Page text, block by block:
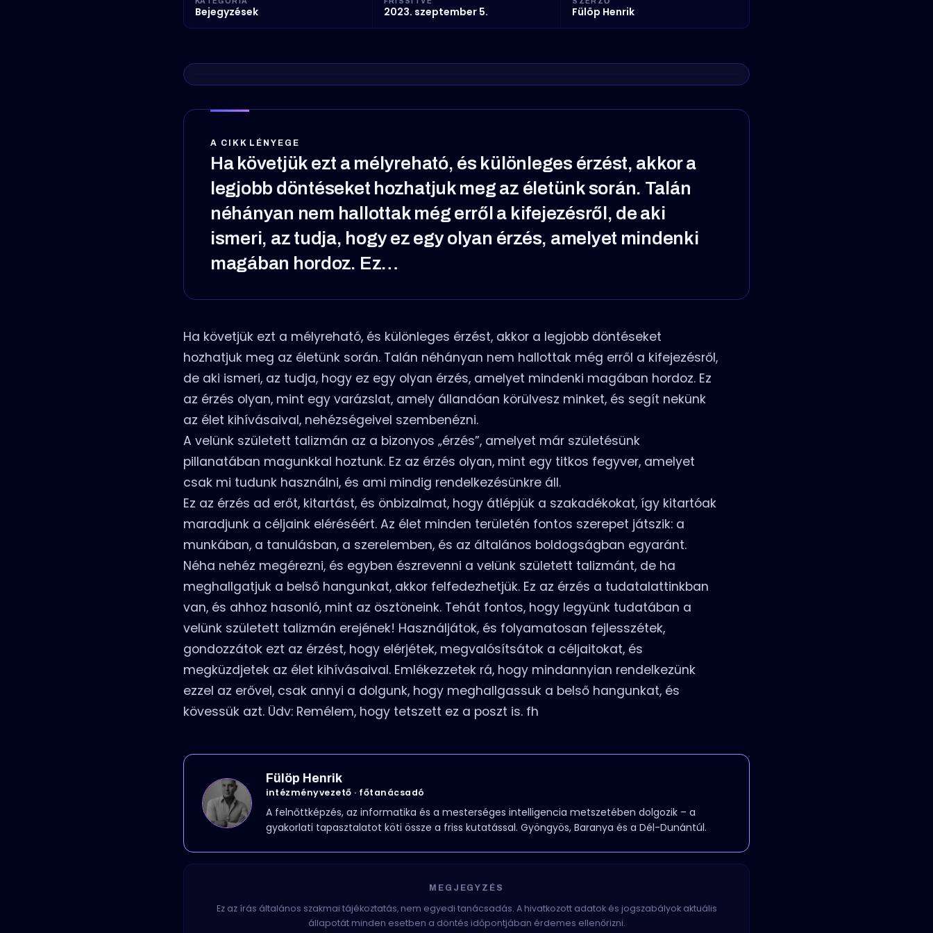
Bejegyzések 2023. szeptember 5. Fülöp Henrik
A CIKK LÉNYEGE
Ha követjük ezt a mélyreható, és különleges érzést, akkor a
legjobb döntéseket hozhatjuk meg az életünk során. Talán
néhányan nem hallottak még erről a kifejezésről, de aki
ismeri, az tudja, hogy ez egy olyan érzés, amelyet mindenki
magában hordoz. Ez…
Ha követjük ezt a mélyreható, és különleges érzést, akkor a legjobb döntéseket
hozhatjuk meg az életünk során. Talán néhányan nem hallottak még erről a kifejezésről,
de aki ismeri, az tudja, hogy ez egy olyan érzés, amelyet mindenki magában hordoz. Ez
az érzés olyan, mint egy varázslat, amely állandóan körülvesz minket, és segít nekünk
az élet kihívásaival, nehézségeivel szembenézni.
A velünk született talizmán az a bizonyos „érzés”, amelyet már születésünk
pillanatában magunkkal hoztunk. Ez az érzés olyan, mint egy titkos fegyver, amelyet
csak mi tudunk használni, és ami mindig rendelkezésünkre áll.
Ez az érzés ad erőt, kitartást, és önbizalmat, hogy átlépjük a szakadékokat, így kitartóak
maradjunk a céljaink eléréséért. Az élet minden területén fontos szerepet játszik: a
munkában, a tanulásban, a szerelemben, és az általános boldogságban egyaránt.
Néha nehéz megérezni, és egyben észrevenni a velünk született talizmánt, de ha
meghallgatjuk a belső hangunkat, akkor felfedezhetjük. Ez az érzés a tudatalattinkban
van, és ahhoz hasonló, mint az ösztöneink. Tehát fontos, hogy legyünk tudatában a
velünk született talizmán erejének! Használjátok, és folyamatosan fejlesszétek,
gondozzátok ezt az érzést, hogy elérjétek, megvalósítsátok a céljaitokat, és
megküzdjetek az élet kihívásaival. Emlékezzetek rá, hogy mindannyian rendelkezünk
ezzel az erővel, csak annyi a dolgunk, hogy meghallgassuk a belső hangunkat, és
kövessük azt. Üdv: Remélem, hogy tetszett ez a poszt is. fh
Fülöp Henrik
intézményvezető · főtanácsadó
A felnőttképzés, az informatika és a mesterséges intelligencia metszetében dolgozik – a
gyakorlati tapasztalatot köti össze a friss kutatással. Gyöngyös, Baranya és a Dél-Dunántúl.
MEGJEGYZÉS
Ez az írás általános szakmai tájékoztatás, nem egyedi tanácsadás. A hivatkozott adatok és jogszabályok aktuális
állapotát minden esetben a döntés időpontjában érdemes ellenőrizni.